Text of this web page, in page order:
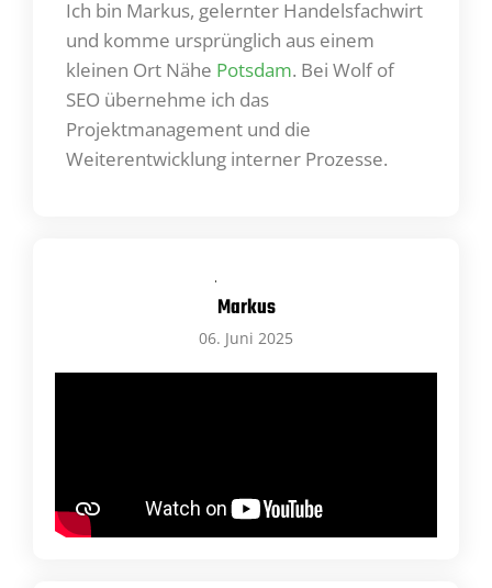
Ich bin Markus, gelernter Handelsfachwirt
und komme ursprünglich aus einem
kleinen Ort Nähe Potsdam. Bei Wolf of
SEO übernehme ich das
Projektmanagement und die
Weiterentwicklung interner Prozesse.
Markus
06. Juni 2025